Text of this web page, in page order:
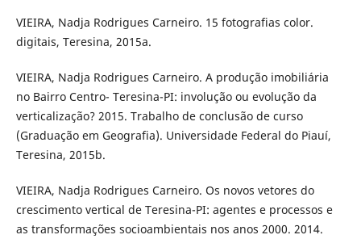
VIEIRA, Nadja Rodrigues Carneiro. 15 fotografias color.
digitais, Teresina, 2015a.
VIEIRA, Nadja Rodrigues Carneiro. A produção imobiliária
no Bairro Centro- Teresina-PI: involução ou evolução da
verticalização? 2015. Trabalho de conclusão de curso
(Graduação em Geografia). Universidade Federal do Piauí,
Teresina, 2015b.
VIEIRA, Nadja Rodrigues Carneiro. Os novos vetores do
crescimento vertical de Teresina-PI: agentes e processos e
as transformações socioambientais nos anos 2000. 2014.